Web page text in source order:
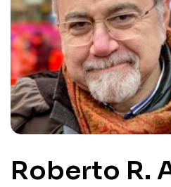
Roberto R.